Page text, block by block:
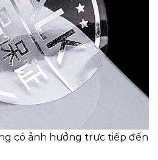
có ảnh hưởng trực tiếp đến